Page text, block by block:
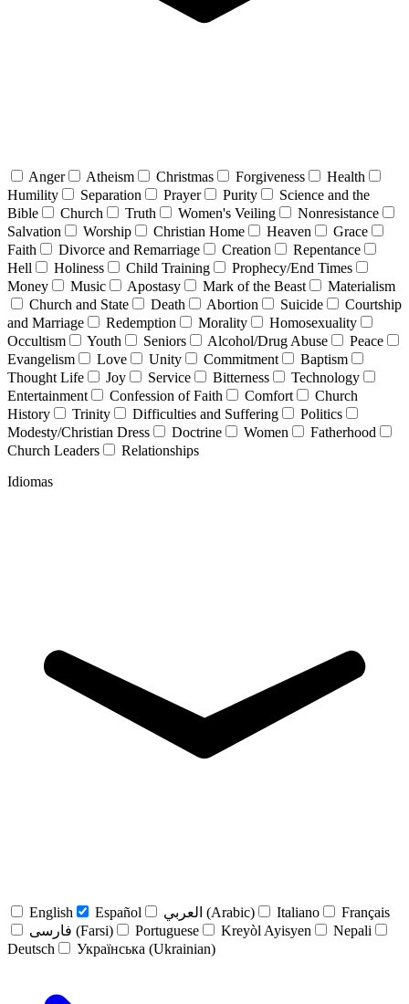
Anger Atheism Christmas Forgiveness
Health
Humility
Separation Prayer Purity
Science and the
Bible
Church Truth Women's Veiling
Nonresistance
Salvation
Worship Christian Home Heaven
Grace
Faith
Divorce and Remarriage Creation
Repentance
Hell
Holiness Child Training
Prophecy/End Times
Money
Music Apostasy Mark of the Beast
Materialism
Church and State
Death Abortion Suicide
Courtship
and Marriage
Redemption Morality
Homosexuality
Occultism
Youth Seniors Alcohol/Drug Abuse
Peace
Evangelism
Love Unity Commitment
Baptism
Thought Life
Joy Service Bitterness
Technology
Entertainment
Confession of Faith Comfort
Church
History
Trinity Difficulties and Suffering
Politics
Modesty/Christian Dress
Doctrine Women
Fatherhood
Church Leaders
Relationships
Idiomas
English Español العربي (Arabic) Italiano
Français
فارسی (Farsi)
Portuguese Kreyòl Ayisyen
Nepali
Deutsch
Українська (Ukrainian)